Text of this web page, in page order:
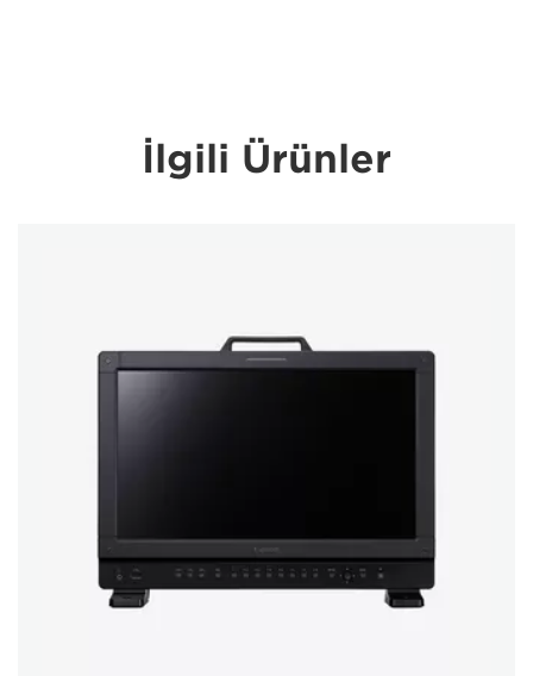
İlgili Ürünler